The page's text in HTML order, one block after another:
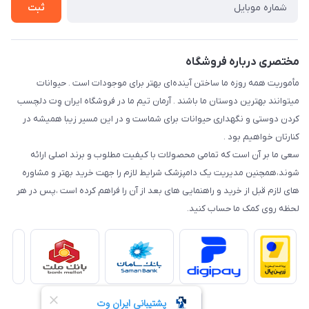
شرایط ارسال رایگان
ثبت
مختصری درباره فروشگاه
مأموریت همه روزه ما ساختن آینده‌ای بهتر برای موجودات است . حیوانات
میتوانند بهترین دوستان ما باشند . آرمان تیم ما در فروشگاه ایران وِت دلچسب
کردن دوستی و نگهداری حیوانات برای شماست و در این مسیر زیبا همیشه در
کنارتان خواهیم بود .
سعی ما بر آن است که تمامی محصولات با کیفیت مطلوب و برند اصلی ارائه
شوند،همچنین مدیریت یک دامپزشک شرایط لازم را جهت خرید بهتر و مشاوره
های لازم قبل از خرید و راهنمایی های بعد از آن را فراهم کرده است ،پس در هر
لحظه روی کمک ما حساب کنید.